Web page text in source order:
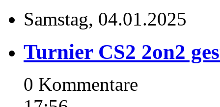
Samstag, 04.01.2025
Turnier CS2 2on2
0 Kommentare